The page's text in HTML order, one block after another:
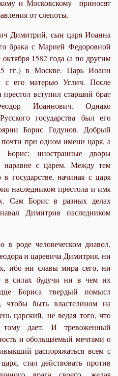
и Московскому приносят
от слепоты.
Димитрий, сын царя Иоанна
брака с Марией Федоровной
1582 года (а по другим
гг.) в Москве. Царь Иоанн
с его матерью Углич. После
вступил старший брат
Иоаннович. Однако
государства был его
Борис Году­нов. Добрый
при одном имени царя, а
Борис; иностранные дворы
наравне с царем. Между тем
государстве, начиная с царя
наследником престола и имя
Сам Борис в разных делах
Димитрия наследником
в роде человеческом диавол,
и царевича Димитрия, ни
ибо ни славы мира сего, ни
в силах будучи ни в чем их
Бориса твердый помысл
чтобы быть властели­ном на
царский, не ведая того, что
дает. И тревоженный
и обольщаемый мечтами о
распоряжаться всем с
стал действовать против